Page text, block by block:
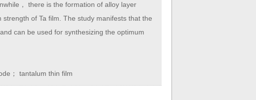
， there is the formation of alloy layer
of Ta film. The study manifests that the
can be used for synthesizing the optimum
； tantalum thin film